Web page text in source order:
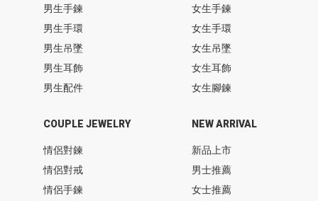
男生手鍊
男生手環
男生吊墜
男生耳飾
男生配件
女生手鍊
女生手環
女生吊墜
女生耳飾
女生腳鍊
COUPLE JEWELRY
情侶對鍊
情侶對戒
情侶手鍊
NEW ARRIVAL
新品上市
男士推薦
女士推薦